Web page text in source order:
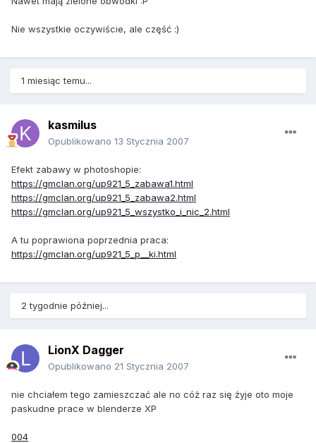
Nie wszystkie oczywiście, ale część :)
1 miesiąc temu...
kasmilus
Opublikowano 13 Stycznia 2007
Efekt zabawy w photoshopie:
https://gmclan.org/up921_5_zabawa1.html
https://gmclan.org/up921_5_zabawa2.html
https://gmclan.org/up921_5_wszystko_i_nic_2.html
A tu poprawiona poprzednia praca:
https://gmclan.org/up921_5_p__ki.html
2 tygodnie później...
LionX Dagger
Opublikowano 21 Stycznia 2007
nie chciałem tego zamieszczać ale no cóż raz się żyje oto moje
paskudne prace w blenderze XP
004